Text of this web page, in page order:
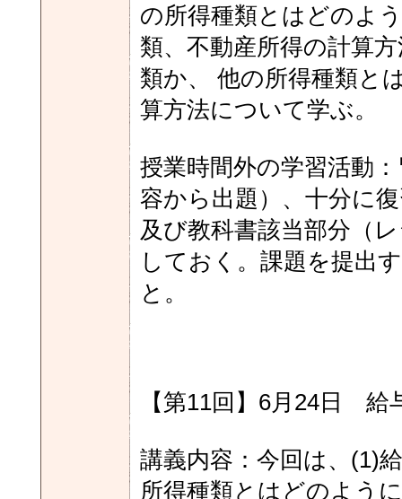
の所得種類とはどのよ
類、不動産所得の計算
類か、 他の所得種類と
算方法について学ぶ。
授業時間外の学習活動
容から出題）、十分に
及び教科書該当部分（
しておく。課題を提出
と。
【第11回】6月24日 給
講義内容：今回は、(1)
所得種類とはどのよう